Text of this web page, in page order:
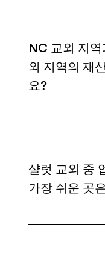
NC 교외 지
외 지역의 재
요?
샬럿 교외 중
가장 쉬운 곳